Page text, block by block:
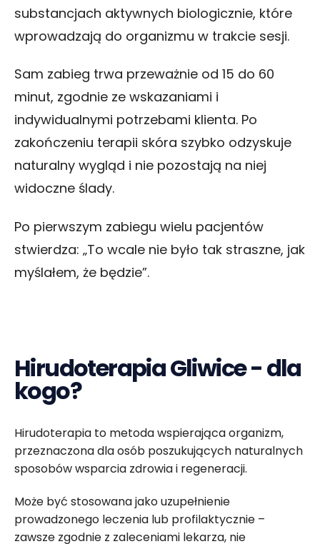
substancjach aktywnych biologicznie, które
wprowadzają do organizmu w trakcie sesji.
Sam zabieg trwa przeważnie od 15 do 60
minut, zgodnie ze wskazaniami i
indywidualnymi potrzebami klienta. Po
zakończeniu terapii skóra szybko odzyskuje
naturalny wygląd i nie pozostają na niej
widoczne ślady.
Po pierwszym zabiegu wielu pacjentów
stwierdza: „To wcale nie było tak straszne, jak
myślałem, że będzie”.
Hirudoterapia Gliwice - dla
kogo?
Hirudoterapia to metoda wspierająca organizm,
przeznaczona dla osób poszukujących naturalnych
sposobów wsparcia zdrowia i regeneracji.
Może być stosowana jako uzupełnienie
prowadzonego leczenia lub profilaktycznie –
zawsze zgodnie z zaleceniami lekarza, nie